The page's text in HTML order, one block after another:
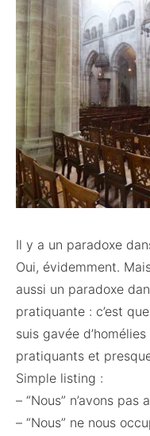
Il y a un paradoxe
Oui, évidemment.
aussi un paradoxe
pratiquante : c’est
suis gavée
pratiquants et
Simple listing :
– “Nous” n’avons pas
– “Nous” ne nous